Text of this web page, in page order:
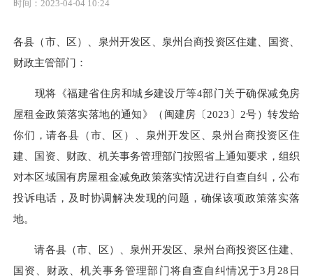
时间：2023-04-04 10:24
各县（市、区）、泉州开发区、泉州台商投资区住建、国资、
财政主管部门 ：
现将《福建省住房和城乡建设厅等4部门关于确保减免房
屋租金政策落实落地的通知》（闽建房〔2023〕2号）转发给
你们，请各县（市、区）、泉州开发区、泉州台商投资区住
建、国资、财政、机关事务管理部门按照省上通知要求，组织
对本区域国有房屋租金减免政策落实情况进行自查自纠，公布
投诉电话，及时协调解决发现的问题，确保该项政策落实落
地。
请各县（市、区）、泉州开发区、泉州台商投资区住建、
国资、财政、机关事务管理部门将自查自纠情况于3月28日